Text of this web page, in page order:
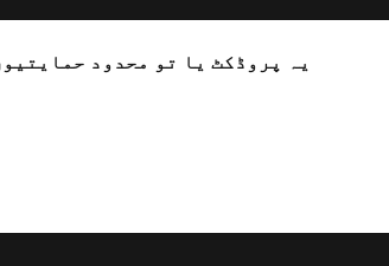
یہ پروڈکٹ یا تو محدود